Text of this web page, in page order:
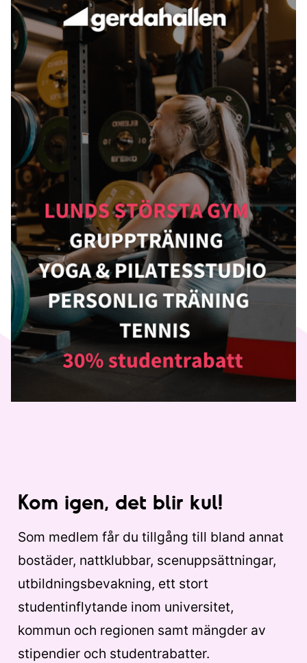
Kom igen, det blir kul!
Som medlem får du tillgång till bland annat
bostäder, nattklubbar, scenuppsättningar,
utbildningsbevakning, ett stort
studentinflytande inom universitet,
kommun och regionen samt mängder av
stipendier och studentrabatter.